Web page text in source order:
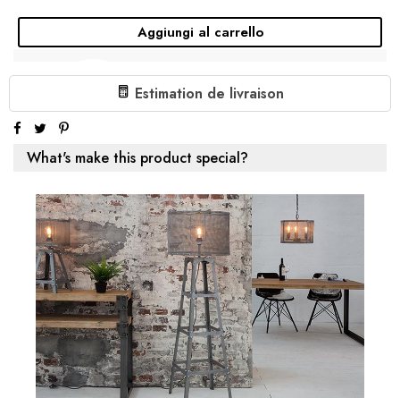
Aggiungi al carrello
TABLE BASSE INDUSTRIELLE DURA STEEL
100CM NOIR MÉTAL AVEC ÉTAGÈRE
( En stock à l'usine 4 à 6 semaines )
1 X TABLE BASSE INDUSTRIELLE SLIM LINE 120CM CHÊNE
SAUVAGE NOIR AVEC DEUX ÉTAGÈRES:
Subtotale:
€219.00
Estimation de livraison
What's make this product special?